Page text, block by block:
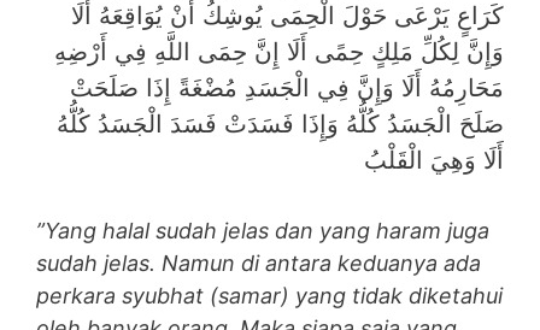
كَرَاعٍ يَرْعَى حَوْلَ الْحِمَى يُوشِكُ أَنْ يُوَاقِعَهُ أَلَا
وَإِنَّ لِكُلِّ مَلِكٍ حِمًى أَلَا إِنَّ حِمَى اللَّهِ فِي أَرْضِهِ
مَحَارِمُهُ أَلَا وَإِنَّ فِي الْجَسَدِ مُضْغَةً إِذَا صَلَحَتْ
صَلَحَ الْجَسَدُ كُلُّهُ وَإِذَا فَسَدَتْ فَسَدَ الْجَسَدُ كُلُّهُ
أَلَا وَهِيَ الْقَلْبُ
”Yang halal sudah jelas dan yang haram juga
sudah jelas. Namun di antara keduanya ada
perkara syubhat (samar) yang tidak diketahui